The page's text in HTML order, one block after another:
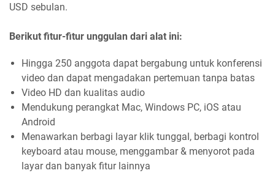
USD sebulan.
Berikut fitur-fitur unggulan dari alat ini:
Hingga 250 anggota dapat bergabung untuk konferensi
video dan dapat mengadakan pertemuan tanpa batas
Video HD dan kualitas audio
Mendukung perangkat Mac, Windows PC, iOS atau
Android
Menawarkan berbagi layar klik tunggal, berbagi kontrol
keyboard atau mouse, menggambar & menyorot pada
layar dan banyak fitur lainnya